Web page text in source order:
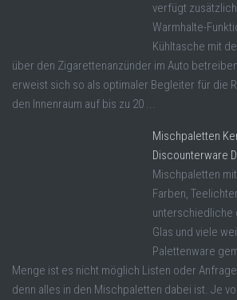
verfügt
Warmhalte-
Kühltasche mit
über den Zigarettenanzünder im Auto
erweist sich so als optimaler Begleiter für die
den Innenraum auf bis zu 20 ...
Mischpaletten
Discounterware
Mischpaletten
Farben,
unterschiedliche
Glas und viele
Palettenware
Menge ist es nicht möglich Listen oder
denn alles in den Mischpaletten dabei ist. Je